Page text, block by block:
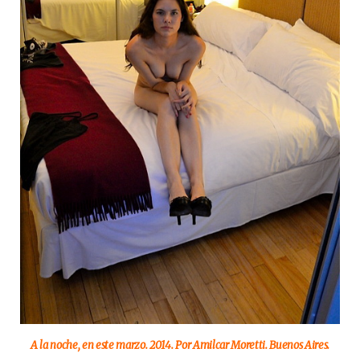
A la noche, en este marzo. 2014. Por Amilcar Moretti. Buenos Aires.